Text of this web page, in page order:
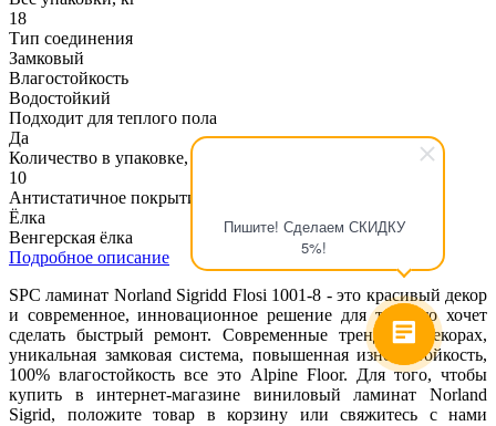
Пишите! Сделаем СКИДКУ
5%!
18
Тип соединения
Замковый
Влагостойкость
Водостойкий
Подходит для теплого пола
Да
Количество в упаковке, шт
10
Антистатичное покрытие
Ёлка
Венгерская ёлка
Подробное описание
SPC ламинат Norland Sigridd Flosi 1001-8 - это красивый декор
и современное, инновационное решение для тех, кто хочет
сделать быстрый ремонт. Современные тренды в декорах,
уникальная замковая система, повышенная износостойкость,
100% влагостойкость все это Alpine Floor. Для того, чтобы
купить в интернет-магазине виниловый ламинат Norland
Sigrid, положите товар в корзину или свяжитесь с нами